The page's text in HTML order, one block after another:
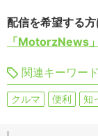
配信を希望する
「MotorzNews
関連キーワード
クルマ 便利 知